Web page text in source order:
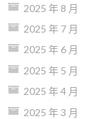
2025 年 8 月
2025 年 7 月
2025 年 6 月
2025 年 5 月
2025 年 4 月
2025 年 3 月